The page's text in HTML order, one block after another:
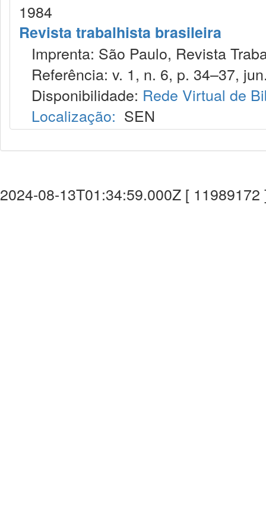
1984
Revista trabalhista brasileira
Imprenta: São Paulo, Revista
Referência: v. 1, n. 6, p. 34–37,
Disponibilidade: Rede Virtual de
Localização: SEN
2024-08-13T01:34:59.000Z [ 11989172